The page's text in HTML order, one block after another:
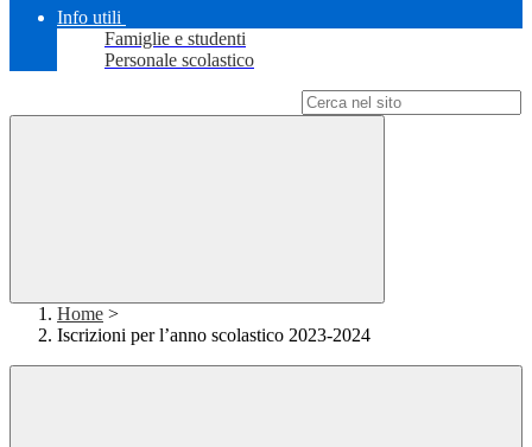
Info utili
Famiglie e studenti
Personale scolastico
Home >
Iscrizioni per l’anno scolastico 2023-2024